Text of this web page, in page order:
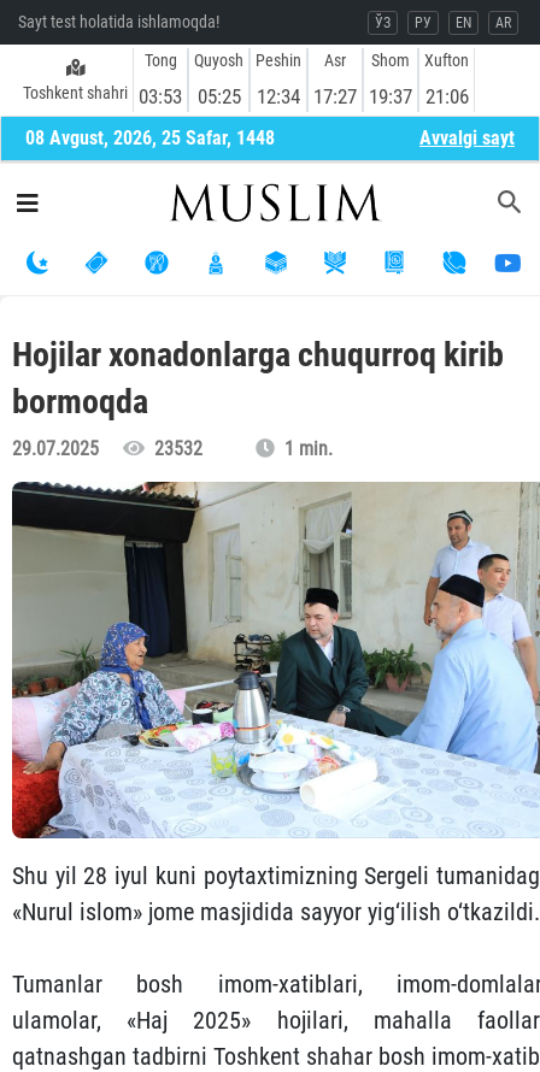
Sayt test holatida ishlamoqda! ЎЗ РУ EN AR
Toshkent shahri
Tong
03:53
Quyosh
05:25
Peshin
12:34
Asr
17:27
Shom
19:37
Xufton
21:06
08 Avgust, 2026, 25 Safar, 1448 Avvalgi sayt
Hojilar xonadonlarga chuqurroq kirib
bormoqda
29.07.2025 23532 1 min.
Shu yil 28 iyul kuni poytaxtimizning Sergeli
«Nurul islom» jome masjidida sayyor yig‘ilish o‘tkazildi.
Tumanlar bosh imom-xatiblari, imom-
ulamolar, «Haj 2025» hojilari, mahalla
qatnashgan tadbirni Toshkent shahar bosh imom-